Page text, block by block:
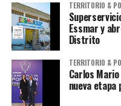
TERRITORIO &
Essmar y
Distrito
TERRITORIO &
Carlos
nueva etapa